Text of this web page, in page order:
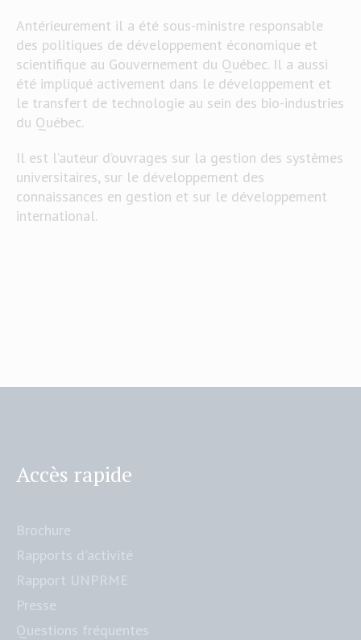
Antérieurement il a été sous-ministre responsable
des politiques de développement économique et
scientifique au Gouvernement du Québec. Il a aussi
été impliqué activement dans le développement et
le transfert de technologie au sein des bio-industries
du Québec.
Il est l’auteur d’ouvrages sur la gestion des systèmes
universitaires, sur le développement des
connaissances en gestion et sur le développement
international.
Accès rapide
Brochure
Rapports d'activité
Rapport UNPRME
Presse
Questions fréquentes